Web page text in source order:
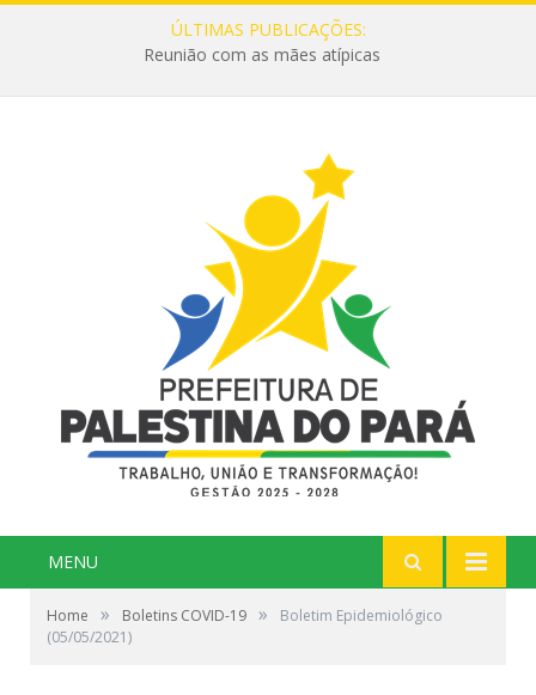
ÚLTIMAS PUBLICAÇÕES:
Reunião com as mães atípicas
MENU
Home » Boletins COVID-19 »
Boletim Epidemiológico
(05/05/2021)